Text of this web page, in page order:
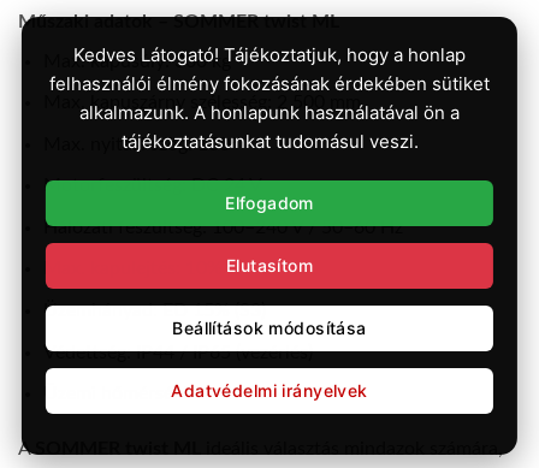
Műszaki adatok – SOMMER twist ML
Max. kapusúly: 300 kg
Max. kapuszárny szélesség: 2 500 mm
Max. nyitási szög: 130°
Motorfeszültség: DC 24 V
Hálózati feszültség: 100–240 V / 50–60 Hz
Üzemhányad: ED 15% (S3)
Védettség: IP44 / IP65 (vezérlés)
Üzemi hőmérséklet: -25 °C – +65 °C
A
Kedves Látogató! Tájékoztatjuk, hogy a honlap
felhasználói élmény fokozásának érdekében sütiket
alkalmazunk. A honlapunk használatával ön a
tájékoztatásunkat tudomásul veszi.
Elfogadom
Elutasítom
Beállítások módosítása
Adatvédelmi irányelvek